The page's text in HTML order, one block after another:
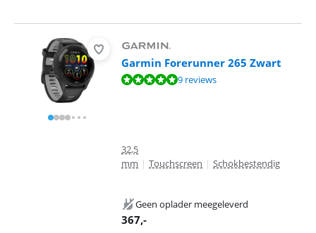
Garmin Forerunner 265 Zwart
Beoordeling is 9,5 van de 10, gebaseerd op 9 reviews.
9 reviews
32,5
mm | Touchscreen | Schokbestendig
Geen oplader meegeleverd
367,-